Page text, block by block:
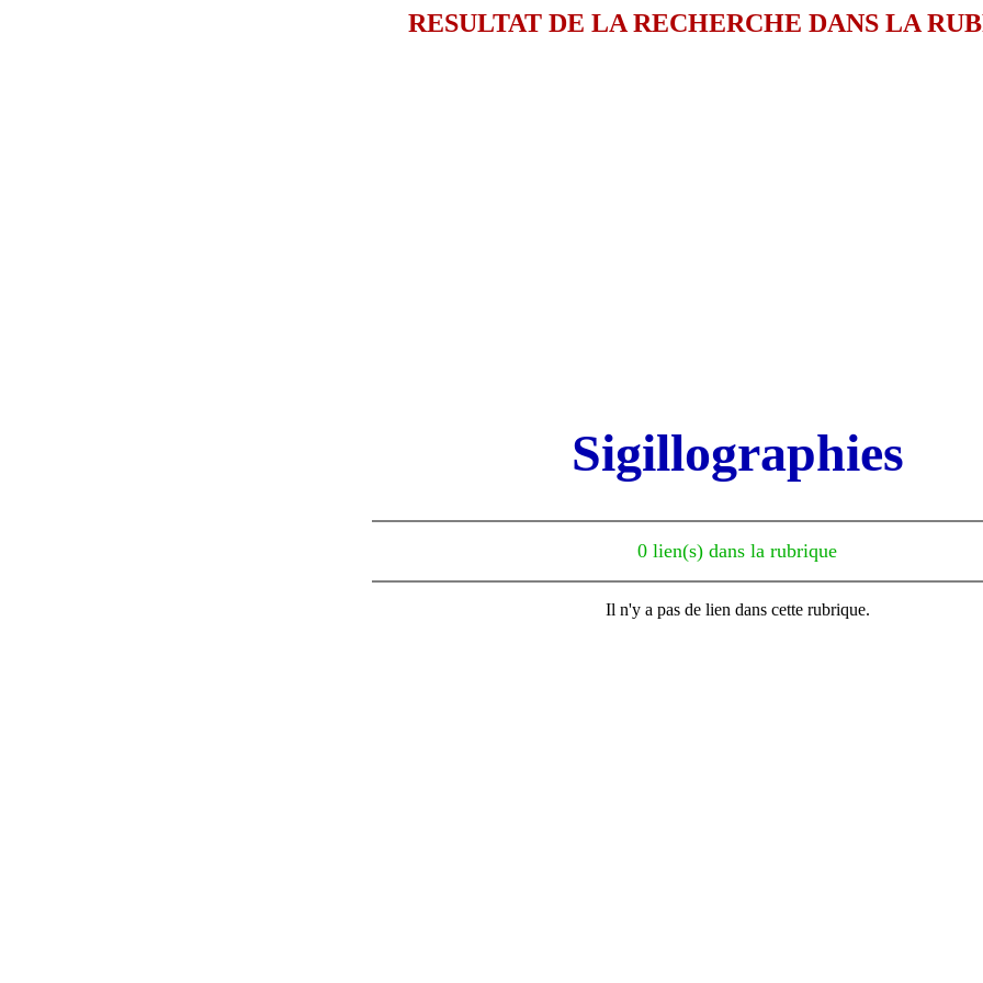
RESULTAT DE LA RECHERCHE DANS LA
Sigillographies
0 lien(s) dans la rubrique
Il n'y a pas de lien dans cette rubrique.